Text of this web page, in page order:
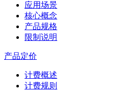
应用场景
核心概念
产品规格
限制说明
产品定价
计费概述
计费规则